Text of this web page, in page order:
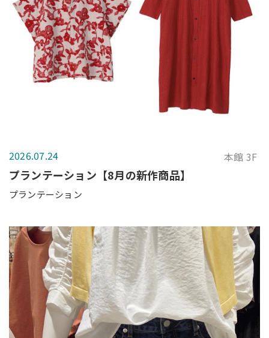
2026.07.24 本館 3F
プランテーション【8月の新作商品】
プランテーション